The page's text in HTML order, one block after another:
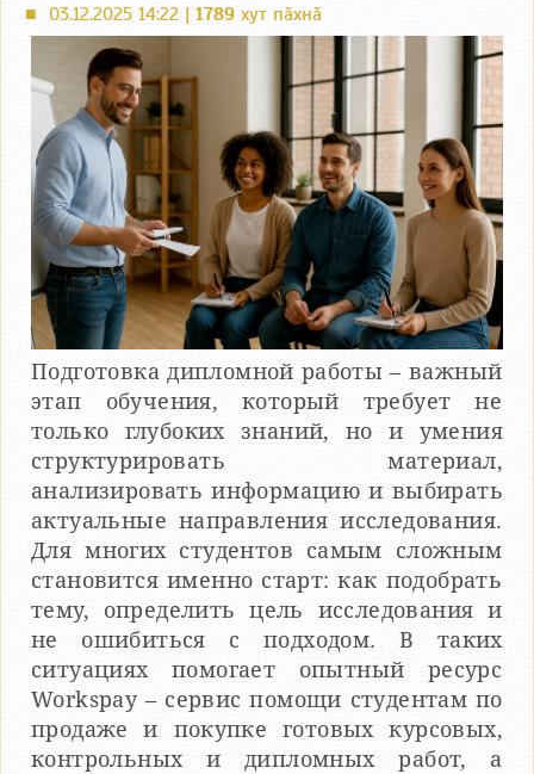
■ 03.12.2025 14:22 | 1789 хут пӑхнӑ
Подготовка дипломной работы – важный
этап обучения, который требует не
только глубоких знаний, но и умения
структурировать материал,
анализировать информацию и выбирать
актуальные направления исследования.
Для многих студентов самым сложным
становится именно старт: как подобрать
тему, определить цель исследования и
не ошибиться с подходом. В таких
ситуациях помогает опытный ресурс
Workspay – сервис помощи студентам по
продаже и покупке готовых курсовых,
контрольных и дипломных работ, а